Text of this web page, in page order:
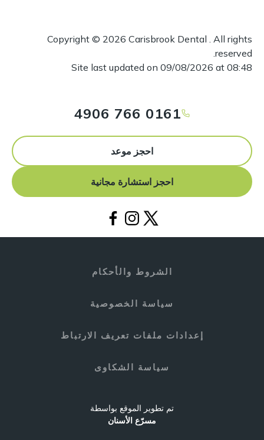
Copyright © 2026 Carisbrook Dental . All rights
reserved.
Site last updated on 09/08/2026 at 08:48
0161 766 4906
احجز موعد
احجز استشارة مجانية
الشروط والأحكام
سياسة الخصوصية
إعدادات ملفات تعريف الارتباط
سياسة الشكاوى
تم تطوير الموقع بواسطة
مسرّع الأسنان